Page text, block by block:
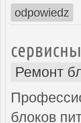
odpowiedz
Ремонт
блоков